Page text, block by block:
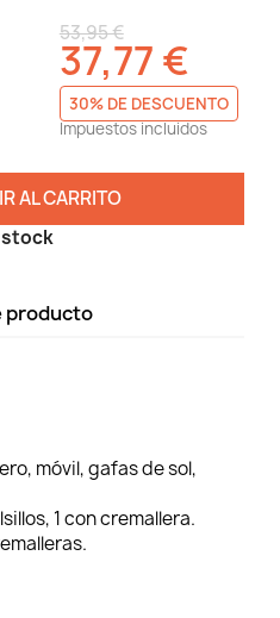
53,95 €
37,77 €
30% DE DESCUENTO
Impuestos incluidos
AL CARRITO
stock
producto
móvil, gafas de sol,
1 con cremallera.